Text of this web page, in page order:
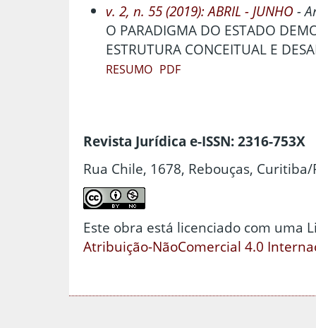
v. 2, n. 55 (2019): ABRIL - JUNHO -
O PARADIGMA DO ESTADO
ESTRUTURA CONCEITUAL E
RESUMO PDF
Revista Jurídica e-ISSN: 2316-753X
Rua Chile, 1678, Rebouças, Curitiba/
Este obra está licenciado com uma
Atribuição-NãoComercial 4.0